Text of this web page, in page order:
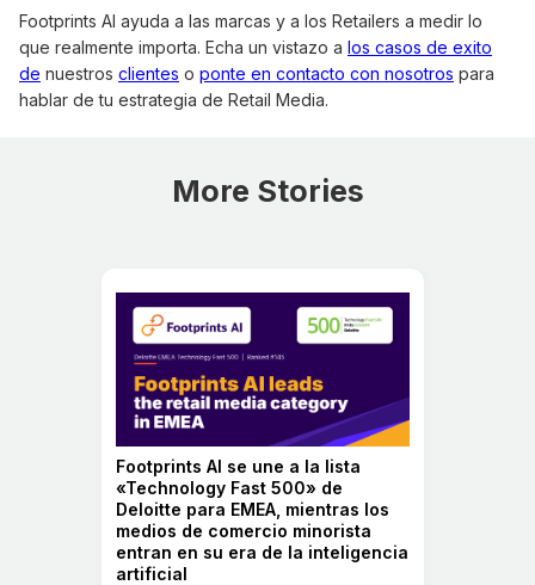
Footprints AI ayuda a las marcas y a los Retailers a medir lo
que realmente importa. Echa un vistazo a los casos de exito
de nuestros clientes o ponte en contacto con nosotros para
hablar de tu estrategia de Retail Media.
More Stories
Footprints AI se une a la lista
«Technology Fast 500» de
Deloitte para EMEA, mientras los
medios de comercio minorista
entran en su era de la inteligencia
artificial